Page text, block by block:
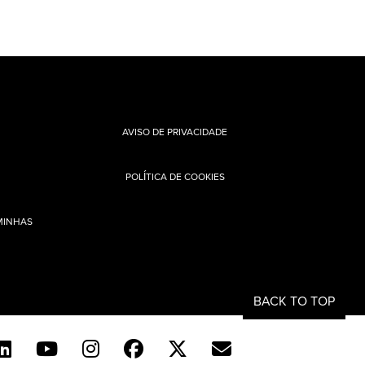
BACK TO TOP
AVISO DE PRIVACIDADE
POLÍTICA DE COOKIES